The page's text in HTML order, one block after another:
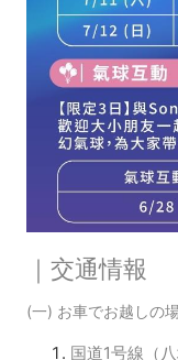
｜交通情報
(一) お車でお越しの
国道1号線（